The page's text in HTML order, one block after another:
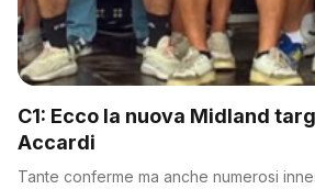
C1: Ecco la nuova Midland
Accardi
Tante conferme ma anche numerosi